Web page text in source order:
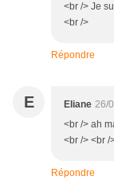
<br /> Je
<br />
Répondre
E Eliane 26/
<br /> ah
<br /> <br /
Répondre